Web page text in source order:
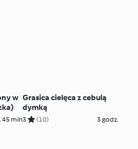
w
45 min
Grasica cielęca z cebulą
dymką
3 (10) 3 godz.